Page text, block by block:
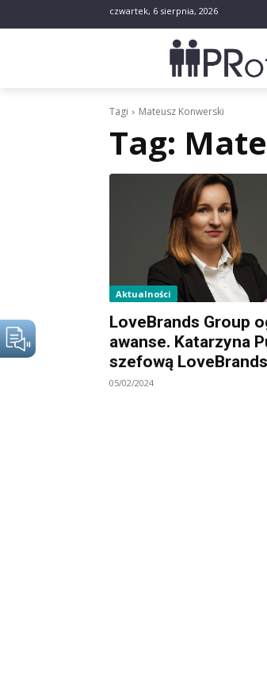
czwartek, 6 sierpnia, 2026
Tagi Mateusz Konwerski
Tag:
Aktualności
LoveBrands Group
awanse. Katarzyna
szefową
05/02/2024